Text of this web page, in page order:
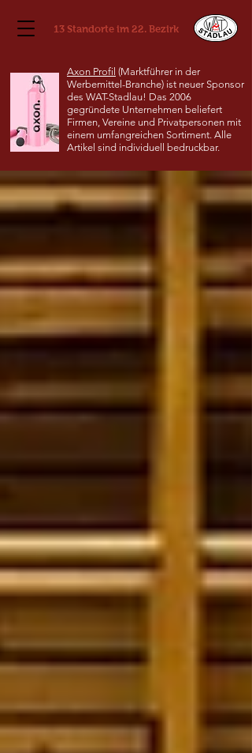
13 Standorte im 22. Bezirk
Axon Profil (Marktführer in der
Werbemittel-Branche) ist neuer Sponsor
des WAT-Stadlau! Das 2006
gegründete Unternehmen beliefert
Firmen, Vereine und Privatpersonen mit
einem umfangreichen Sortiment. Alle
Artikel sind individuell bedruckbar.